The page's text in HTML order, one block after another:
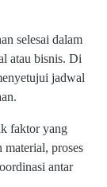
selesai dalam
atau bisnis. Di
jadwal
faktor yang
material, proses
antar